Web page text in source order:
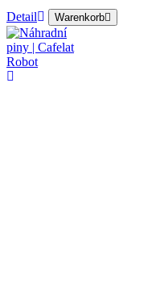
Detail Warenkorb